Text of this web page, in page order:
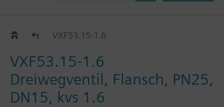
VXF53..VXF53.15-1.6
VXF53.15-1.6
Dreiwegventil, Flansch, PN25,
DN15, kvs 1.6